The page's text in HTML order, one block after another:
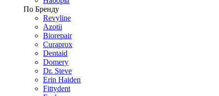
По Бренду
Revyline
Azotii
Biorepair
Curaprox
Dentaid
Domery
Dr. Steve
Erin Haiden
Fittydent